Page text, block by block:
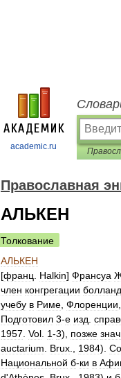
academic.ru
Православная
АЛЬКЕН
Толкование
АЛЬКЕН
[франц Halkin] Франсуа
член конгрегации
учебу в Риме Флоренции
Подготовил 3-е изд
1957 Vol 1-3), позже
auctarium
Brux 1984).
Национальной б-ки в